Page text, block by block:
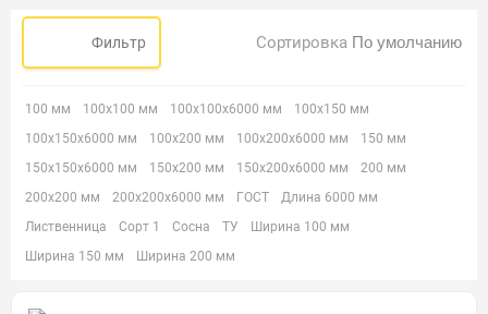
Фильтр Сортировка
100 мм 100х100 мм 100х100х6000 мм
100х150 мм
100х150х6000 мм
100х200 мм 100х200х6000 мм
150 мм
150х150х6000 мм
150х200 мм 150х200х6000 мм
200 мм
200х200 мм
200х200х6000 мм ГОСТ
Длина 6000 мм
Лиственница
Сорт 1 Сосна ТУ
Ширина 100 мм
Ширина 150 мм
Ширина 200 мм